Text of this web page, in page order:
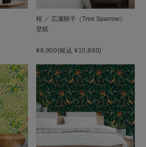
桜 ／ 広瀬順子（Tree Sparrow）
壁紙
¥9,900(税込 ¥10,890)